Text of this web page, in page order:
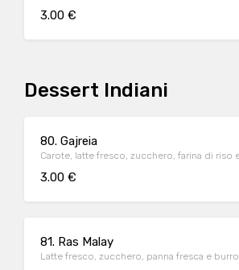
3.00 €
Dessert Indiani
80. Gajreia
Carote, latte fresco, zucchero, farina di riso
3.00 €
81. Ras Malay
Latte fresco, zucchero, panna fresca e burro